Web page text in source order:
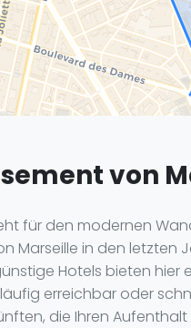
von
für den modernen
Marseille in den
Hotels bieten
erreichbar oder
die Ihren